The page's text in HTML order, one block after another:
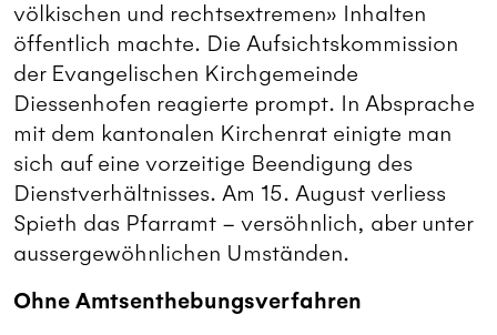
völkischen und rechtsextremen» Inhalten
öffentlich machte. Die Aufsichtskommission
der Evangelischen Kirchgemeinde
Diessenhofen reagierte prompt. In Absprache
mit dem kantonalen Kirchenrat einigte man
sich auf eine vorzeitige Beendigung des
Dienstverhältnisses. Am 15. August verliess
Spieth das Pfarramt – versöhnlich, aber unter
aussergewöhnlichen Umständen.
Ohne Amtsenthebungsverfahren